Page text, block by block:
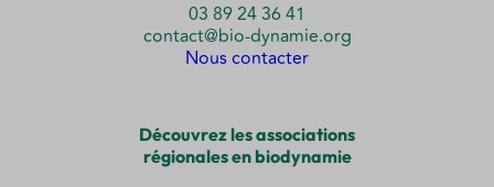
03 89 24 36 41
contact@bio-dynamie.org
Nous contacter
Découvrez les associations
régionales en biodynamie